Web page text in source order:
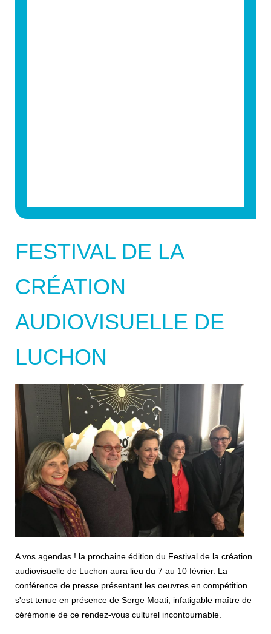
FESTIVAL DE LA
CRÉATION
AUDIOVISUELLE DE
LUCHON
A vos agendas ! la prochaine édition du Festival de la création
audiovisuelle de Luchon aura lieu du 7 au 10 février. La
conférence de presse présentant les oeuvres en compétition
s'est tenue en présence de Serge Moati, infatigable maître de
cérémonie de ce rendez-vous culturel incontournable.